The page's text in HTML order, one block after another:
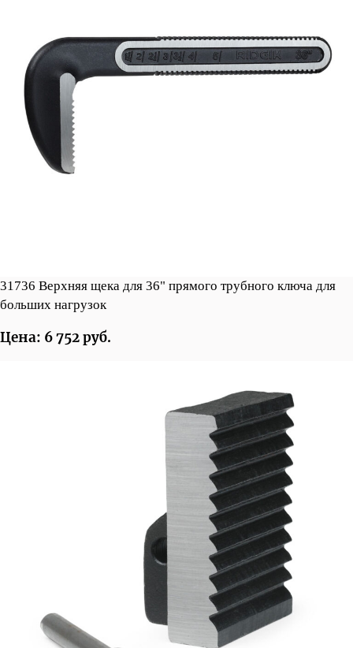
31736 Верхняя щека для 36" прямого трубного ключа для
больших нагрузок
Цена: 6 752 руб.